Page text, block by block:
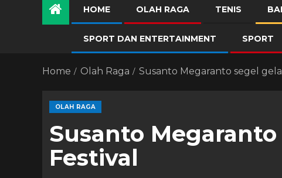
HOME OLAH RAGA TENIS
SPORT DAN ENTERTAINMENT SPORT
Home Olah Raga Susanto Megaranto segel
OLAH RAGA
Susanto
Festival